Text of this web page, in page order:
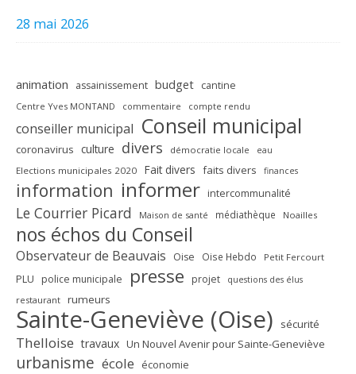
28 mai 2026
animation assainissement budget cantine
Centre Yves MONTAND commentaire compte rendu
conseiller municipal Conseil municipal
coronavirus culture divers démocratie locale eau
Elections municipales 2020 Fait divers faits divers finances
information informer intercommunalité
Le Courrier Picard Maison de santé médiathèque Noailles
nos échos du Conseil
Observateur de Beauvais Oise Oise Hebdo Petit Fercourt
PLU police municipale presse projet questions des élus
restaurant rumeurs
Sainte-Geneviève (Oise) sécurité
Thelloise travaux Un Nouvel Avenir pour Sainte-Geneviève
urbanisme école économie